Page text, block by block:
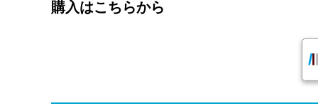
購入はこちらから